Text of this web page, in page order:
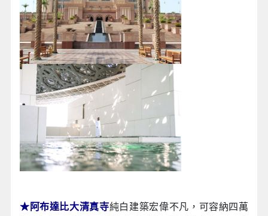
★阿布達比大清真寺純白建築宏偉不凡，可容納四萬